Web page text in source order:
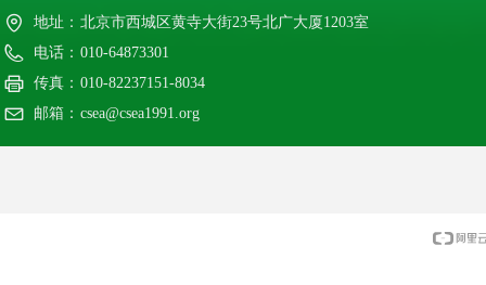
地址： 北京市西城区黄寺大街23号北广大厦1203室
电话： 010-64873301
传真： 010-82237151-8034
邮箱： csea@csea1991.org